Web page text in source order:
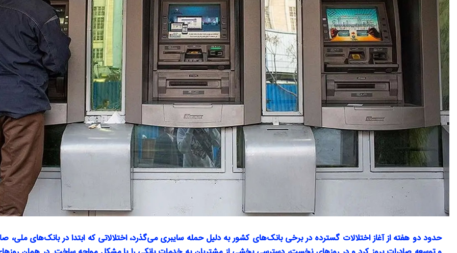
حدود دو هفته از آغاز اختلالات گسترده در برخی بانک‌های کشور به دلیل حمله سایبری می‌گذرد، اختلالاتی که ابتدا در بانک‌های ملی،